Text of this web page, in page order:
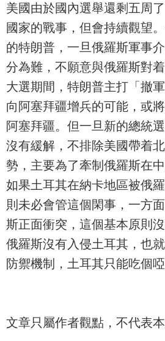
美國由於國內選舉還剩五周
國家的戰事，但會持續觀望
的特朗普，一旦俄羅斯軍事
分為難，不願意與俄羅斯對
大選期間，特朗普主打「撤
向阿塞拜疆增兵的可能，或
阿塞拜疆。但一旦新的總統
沒有緩解，不排除美國帶着
勢，主要為了牽制俄羅斯在
如果土耳其在納卡地區被俄
則未必會管這個閑事，一方
斯正面衝突，這個基本原則
俄羅斯沒有入侵土耳其，也
防禦機制，土耳其只能吃個啞
文章只屬作者觀點，不代表本